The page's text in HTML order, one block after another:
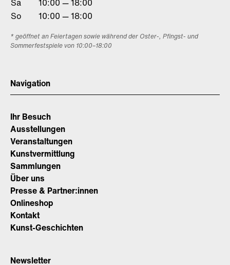
Sa
10:00 — 18:00
So
10:00 — 18:00
* geöffnet an Feiertagen sowie während der Oster-, Pfingst- und
Sommerfestspiele von 10:00–18:00
Navigation
Ihr Besuch
Ausstellungen
Veranstaltungen
Kunstvermittlung
Sammlungen
Über uns
Presse & Partner:innen
Onlineshop
Kontakt
Kunst-Geschichten
Newsletter